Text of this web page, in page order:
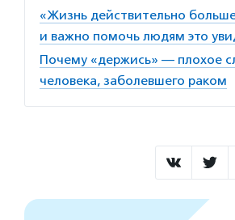
«Жизнь действительно
и важно помочь людям это
Почему «держись» — плохое
человека, заболевшего раком